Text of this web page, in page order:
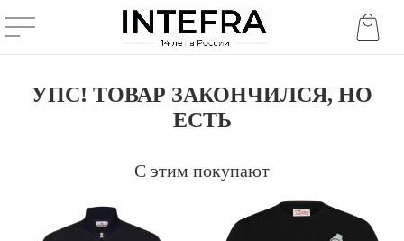
УПС! ТОВАР ЗАКОНЧИЛСЯ, НО
ЕСТЬ
С этим покупают